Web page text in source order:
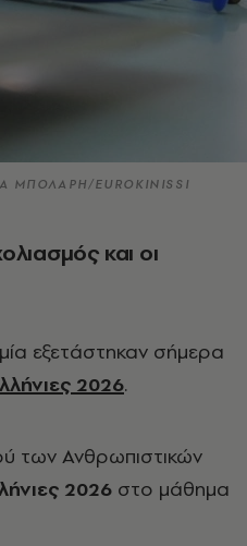
ΜΠΟΛΑΡΗ/EUROKINISSI
και οι
εξετάστηκαν σήμερα
2026.
των Ανθρωπιστικών
2026 στο μάθημα